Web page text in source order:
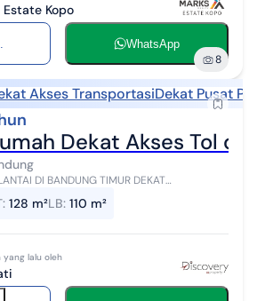
Kopo
WhatsApp
8
Akses TransportasiDekat Pusat
Dekat Akses Tol
DI BANDUNG TIMUR DEKAT
keluarga dgn 2 AC Tiap kamar ada AC Wa...
: 128 m²LB: 110 m²
yang lalu oleh